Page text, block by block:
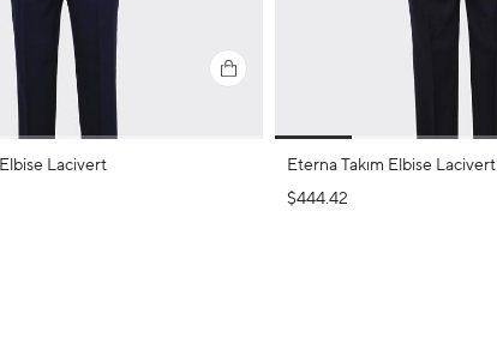
Lacivert
Eterna Takım Elbise Lacivert
$444.42